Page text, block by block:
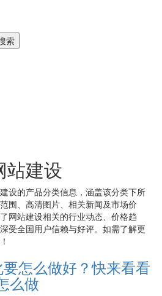
站建设
设的产品分类信息，涵盖该分类下所
围、高清图片、相关新闻及市场价
网站建设相关的行业动态、价格趋
受全国用户信赖与好评。如需了解更
怎么做好？快来看看
么做